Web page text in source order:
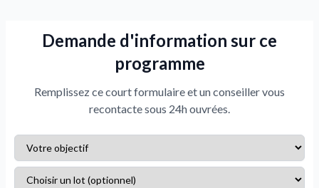
Demande d'information sur ce
programme
Remplissez ce court formulaire et un conseiller vous
recontacte sous 24h ouvrées.